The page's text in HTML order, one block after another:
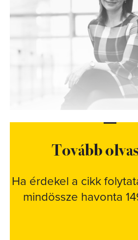
Tovább
Ha érdekel a cikk
mindössze havonta